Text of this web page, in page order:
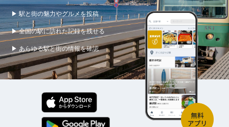
▶ 駅と街の魅力やグルメを投稿
▶ 全国の駅に訪れた記録を残せる
▶ あらゆる駅と街の情報を確認